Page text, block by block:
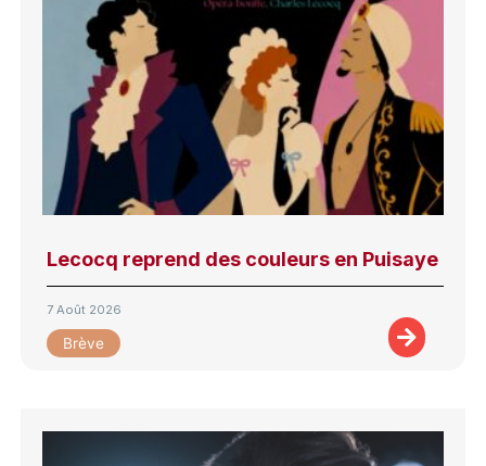
Lecocq reprend des couleurs en Puisaye
7 Août 2026
Brève